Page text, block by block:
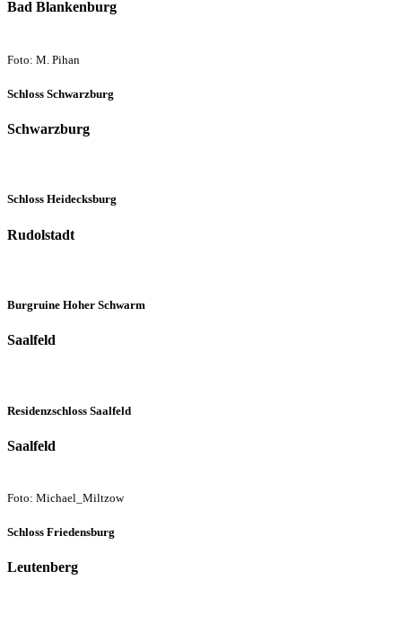
Bad Blankenburg
Foto: M. Pihan
Schloss Schwarzburg
Schwarzburg
Schloss Heidecksburg
Rudolstadt
Burgruine Hoher Schwarm
Saalfeld
Residenzschloss Saalfeld
Saalfeld
Foto: Michael_Miltzow
Schloss Friedensburg
Leutenberg